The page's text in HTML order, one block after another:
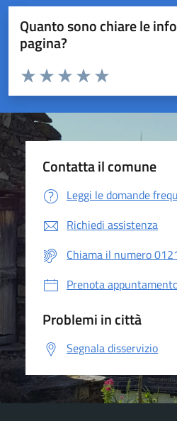
Quanto sono chiare le
pagina?
Valuta da 1 a 5 stelle la pagina
Valuta 5 stelle
Valuta 4 stelle su 5
Valuta 3 stelle su 5
Valuta 2 stelle su 5
Valuta 1 stelle su 5
Contatta il comune
Leggi le domande
Richiedi assistenza
Chiama il numero
Prenota
Problemi in città
Segnala disservizio